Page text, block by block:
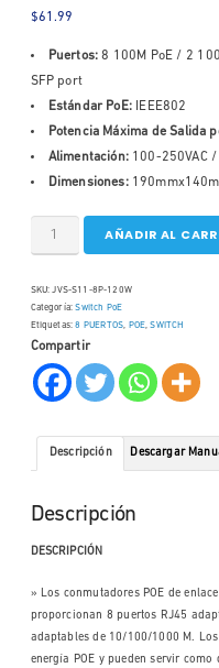
$61.99
Puertos: 8 100M PoE / 2
SFP port
Estándar PoE:IEEE802
Potencia Máxima de Salida
Alimentación:100-250VAC
Dimensiones:
AÑADIR AL
SKU:JVS-S11-8P-120W
Categoría:Switch PoE
Etiquetas:8 PUERTOS, POE,SWITCH
Compartir
Descripción Descargar
Descripción
DESCRIPCIÓN
» Los conmutadores POE de
proporcionan 8 puertos RJ45
adaptables de 10/100/1000 M.
energía POE y pueden servir